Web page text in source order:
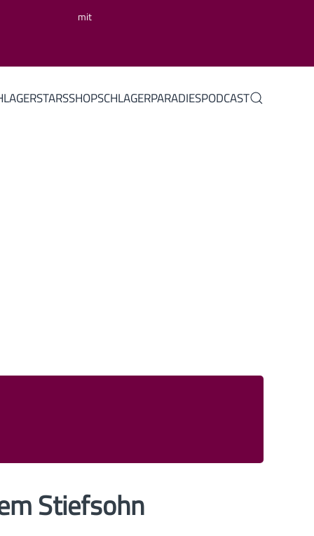
mit
SHOPSCHLAGERPARADIESPODCAST
Stiefsohn